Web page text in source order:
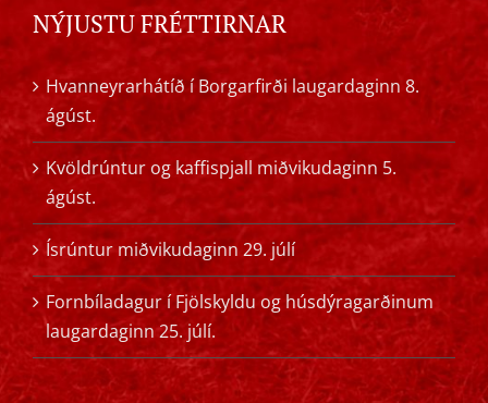
NÝJUSTU FRÉTTIRNAR
Hvanneyrarhátíð í Borgarfirði laugardaginn 8.
ágúst.
Kvöldrúntur og kaffispjall miðvikudaginn 5.
ágúst.
Ísrúntur miðvikudaginn 29. júlí
Fornbíladagur í Fjölskyldu og húsdýragarðinum
laugardaginn 25. júlí.